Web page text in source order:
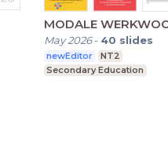
MODALE
May 2026- 40 slides
newEditor
NT2
Secondary Education